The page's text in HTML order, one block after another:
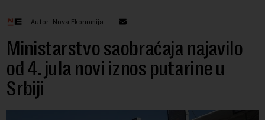
Autor: Nova Ekonomija
Ministarstvo saobraćaja najavilo
od 4. jula novi iznos putarine u
Srbiji